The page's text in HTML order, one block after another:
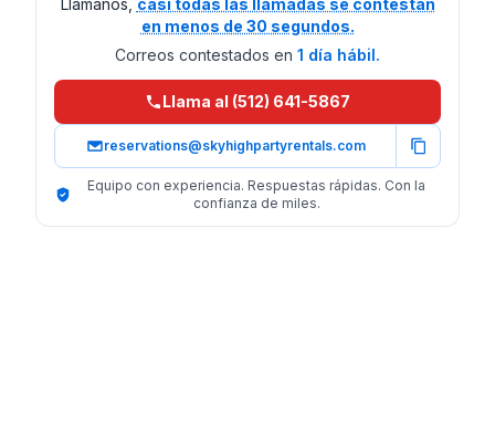
Llámanos, casi todas las llamadas se contestan
en menos de 30 segundos.
Correos contestados en 1 día hábil.
Llama al (512) 641-5867
reservations@skyhighpartyrentals.com
Equipo con experiencia. Respuestas rápidas. Con la
confianza de miles.